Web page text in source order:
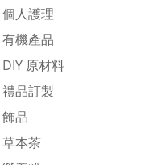
個人護理
有機產品
DIY 原材料
禮品訂製
飾品
草本茶